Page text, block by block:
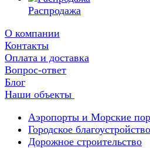
Распродажа
О компании
Контакты
Оплата и доставка
Вопрос-ответ
Блог
Наши объекты
Аэропорты и Морские
Городское благоустройство
Дорожное строительство